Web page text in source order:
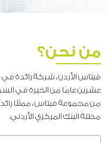
من نحن؟
فيتاس الأردن ، شركة رائدة
عشرين عامًا من الخبرة في
من مجموعة فيتاس ، ممثلًا
مظلة البنك المركزي الأردني.